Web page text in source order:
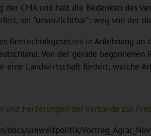
der CMA und hält die Bedenken des
sei "unverzichtbar": weg von der
Gentechnikgesetzes in Anlehnung
Von der gerade
eine Landwirtschaft fördert, welche
und Forderungen der Verbände zur
docs/umweltpolitik/